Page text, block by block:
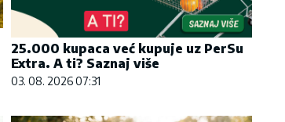
25.000 kupaca već kupuje uz PerSu
Extra. A ti? Saznaj više
03. 08. 2026 07:31